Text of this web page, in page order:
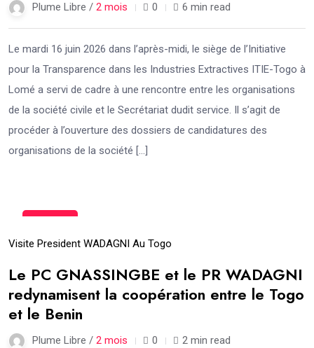
Plume Libre / 2 mois 0 6 min read
Le mardi 16 juin 2026 dans l’après-midi, le siège de l’Initiative
pour la Transparence dans les Industries Extractives ITIE-Togo à
Lomé a servi de cadre à une rencontre entre les organisations
de la société civile et le Secrétariat dudit service. Il s’agit de
procéder à l’ouverture des dossiers de candidatures des
organisations de la société […]
Juin
Visite President WADAGNI Au Togo
Le PC GNASSINGBE et le PR WADAGNI
redynamisent la coopération entre le Togo
et le Benin
Plume Libre / 2 mois 0 2 min read